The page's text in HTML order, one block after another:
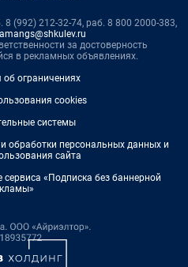
(992) 212-32-74, раб. 8 800 2000-383,
за достоверность
в рекламных объявлениях.
ограничениях
cookies
системы
обработки персональных данных и
сайта
«Подписка без баннерной